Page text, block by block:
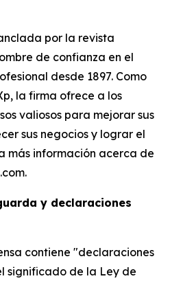
por la revista
de confianza en el
desde 1897. Como
la firma ofrece a los
valiosos para mejorar sus
sus negocios y lograr el
más información acerca de
y declaraciones
contiene "declaraciones
significado de la Ley de